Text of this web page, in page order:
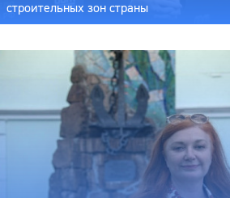
строительных зон страны